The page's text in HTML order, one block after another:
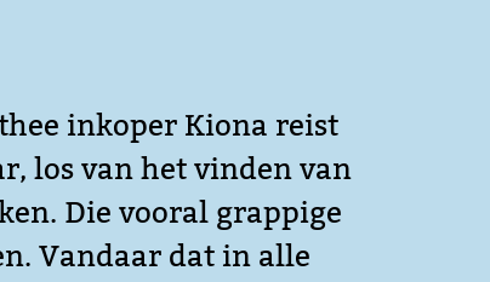
inkoper Kiona reist
los van het vinden van
Die vooral grappige
Vandaar dat in alle